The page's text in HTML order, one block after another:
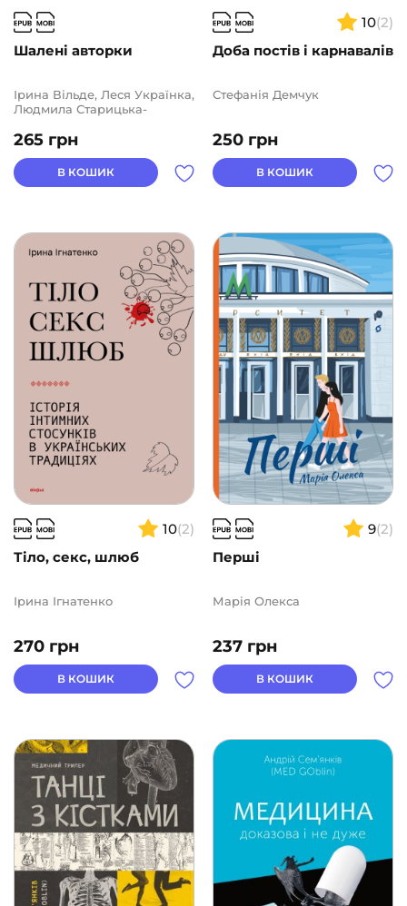
Шалені авторки
265 грн
Ірина Вільде, Леся Українка,
Людмила Старицька-
Таран, Марко Вовчок,
Наталя Кобринська, Наталя
Романович-Ткаченко,
Оксана Забужко, Олена
В КОШИК
10(2)
Доба постів і карнавалів
250 грн
Стефанія Демчук
В КОШИК
10(2)
Тіло, секс, шлюб
270 грн
Ірина Ігнатенко
В КОШИК
9(2)
Перші
237 грн
Марія Олекса
В КОШИК